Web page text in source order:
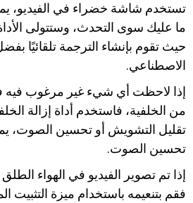
تستخدم شاشة خضراء في الفيديو،
ما عليك سوى التحدث، وستتولى
حيث تقوم بإنشاء الترجمة تلقائيًا
الاصطناعي.
إذا لاحظت أي شيء غير مرغوب فيه
من الخلفية، فاستخدم أداة إزالة
تقليل التشويش أو تحسين الصوت،
تحسين الصوت.
إذا تم تصوير الفيديو في الهواء الطلق
فقم بتنعيمه باستخدام ميزة التثبيت